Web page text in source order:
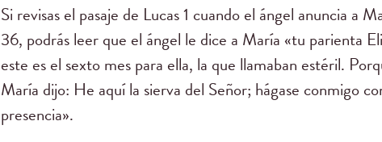
Si revisas el pasaje de Lucas 1 cuando el ángel anuncia a
36, podrás leer que el ángel le dice a María «tu parienta
este es el sexto mes para ella, la que llamaban estéril.
María dijo: He aquí la sierva del Señor; hágase conmigo
presencia».